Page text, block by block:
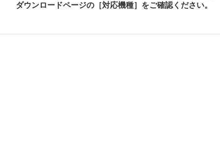
ダウンロードページの［対応機種］をご確認ください。